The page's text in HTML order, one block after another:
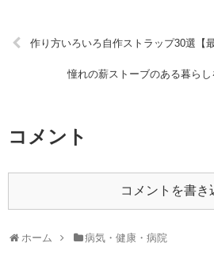
作り方いろいろ自作ストラップ30選【最
憧れの薪ストーブのある暮らし
コメント
コメントを書き
ホーム 病気・健康・病院